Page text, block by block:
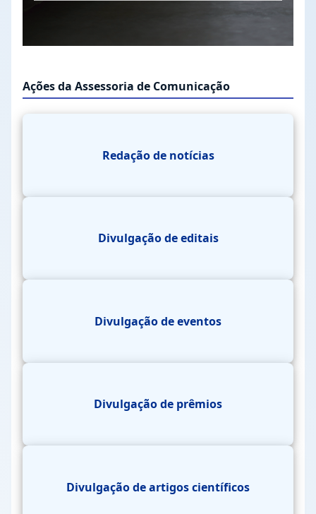
Ações da Assessoria de Comunicação
Redação de notícias
Divulgação de editais
Divulgação de eventos
Divulgação de prêmios
Divulgação de artigos científicos